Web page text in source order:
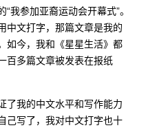
我参加亚裔运动会开幕式”。
中文打字，那篇文章是我的
如今，我和《星星生活》都
百多篇文章被发表在报纸
了我的中文水平和写作能力
己写了，我对中文打字也十